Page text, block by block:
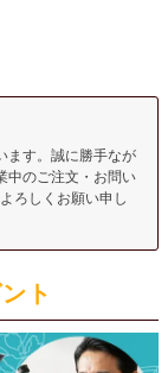
ます。誠に勝手なが
中のご注文・お問い
ろしくお願い申し
ト